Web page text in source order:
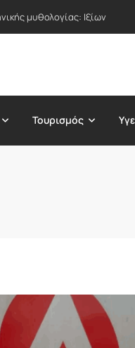
μυθολογίας: Ιξίων
Τουρισμός